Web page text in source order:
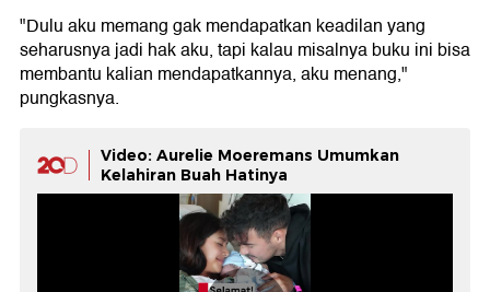
"Dulu aku memang gak mendapatkan keadilan yang
seharusnya jadi hak aku, tapi kalau misalnya buku ini bisa
membantu kalian mendapatkannya, aku menang,"
pungkasnya.
Video: Aurelie Moeremans Umumkan
Kelahiran Buah Hatinya